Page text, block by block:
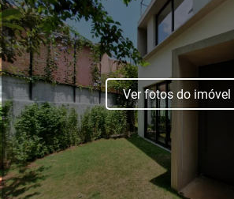
Ver fotos do imóvel